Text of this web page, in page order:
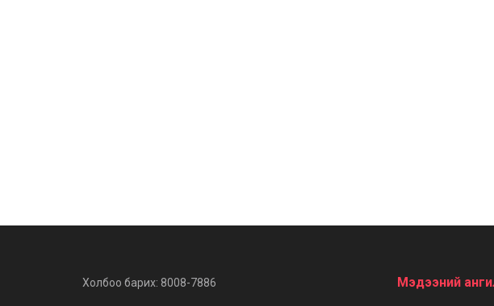
Холбоо барих: 8008-7886 Мэдээний